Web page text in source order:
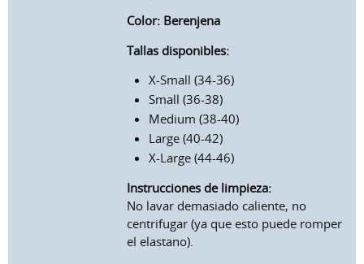
Color: Berenjena
Tallas disponibles:
X-Small (34-36)
Small (36-38)
Medium (38-40)
Large (40-42)
X-Large (44-46)
Instrucciones de limpieza:
No lavar demasiado caliente, no
centrifugar (ya que esto puede romper
el elastano).